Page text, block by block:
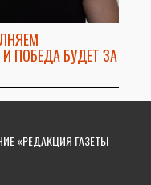
ПОБЕДА БУДЕТ ЗА
«РЕДАКЦИЯ ГАЗЕТЫ